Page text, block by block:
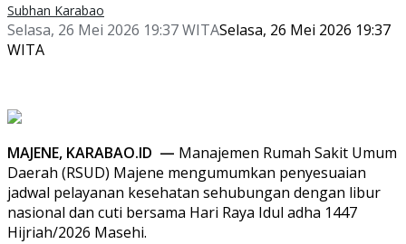
Subhan Karabao
Selasa, 26 Mei 2026 19:37 WITASelasa, 26 Mei 2026 19:37
WITA
MAJENE, KARABAO.ID — Manajemen Rumah Sakit Umum
Daerah (RSUD) Majene mengumumkan penyesuaian
jadwal pelayanan kesehatan sehubungan dengan libur
nasional dan cuti bersama Hari Raya Idul adha 1447
Hijriah/2026 Masehi.